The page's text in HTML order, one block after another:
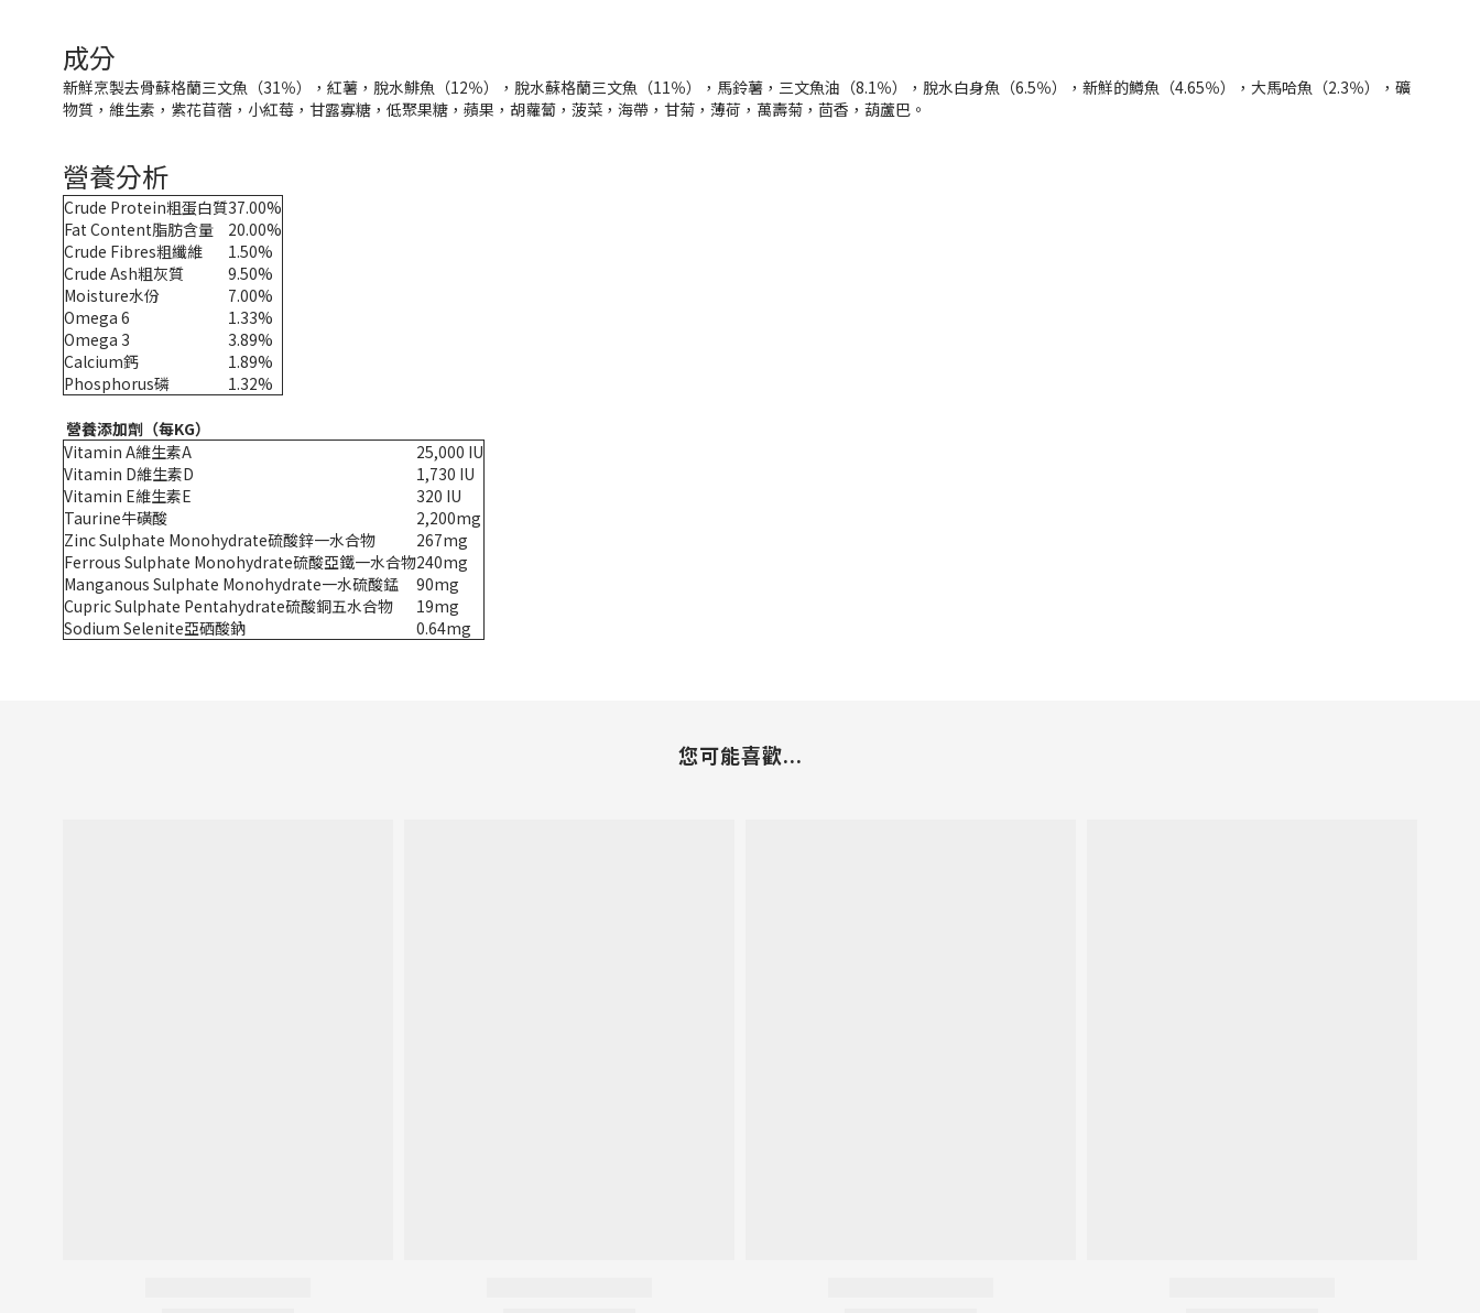
成分
新鮮烹製去骨蘇格蘭三文魚（31％），紅薯，脫水鯡魚（12％），脫水蘇格蘭三文魚（11％），馬鈴薯，三文魚油（8.1％），脫水白身魚（6.5％），新鮮的鱒魚（4.65％），大馬哈魚（2.3％），礦
物質，維生素，紫花苜蓿，小紅莓，甘露寡糖，低聚果糖，蘋果，胡蘿蔔，菠菜，海帶，甘菊，薄荷，萬壽菊，茴香，葫蘆巴。
營養分析
Crude Protein粗蛋白質37.00%
Fat Content脂肪含量
20.00%
Crude Fibres粗纖維
1.50%
Crude Ash粗灰質
9.50%
Moisture水份
7.00%
Omega 6
1.33%
Omega 3
3.89%
Calcium鈣
1.89%
Phosphorus磷
1.32%
營養添加劑（每KG）
Vitamin A維生素A
25,000 IU
Vitamin D維生素D
1,730 IU
Vitamin E維生素E
320 IU
Taurine牛磺酸
2,200mg
Zinc Sulphate Monohydrate硫酸鋅一水合物
267mg
Ferrous Sulphate Monohydrate硫酸亞鐵一水合物240mg
Manganous Sulphate Monohydrate一水硫酸錳
90mg
Cupric Sulphate Pentahydrate硫酸銅五水合物
19mg
Sodium Selenite亞硒酸鈉
0.64mg
您可能喜歡...